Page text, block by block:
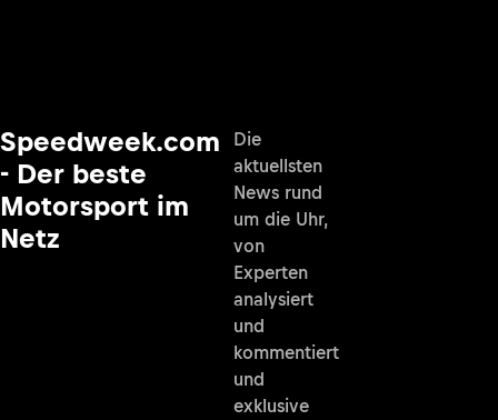
Speedweek.com
- Der beste
Motorsport im
Netz
Die
aktuellsten
News rund
um die Uhr,
von
Experten
analysiert
und
kommentiert
und
exklusive